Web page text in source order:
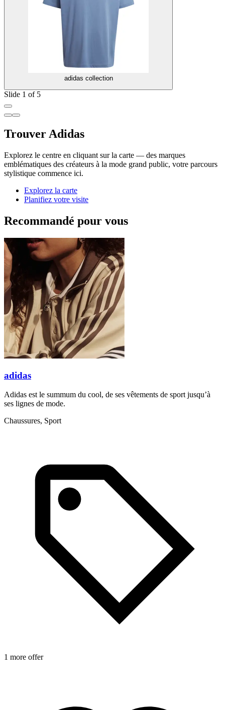
adidas collection
Slide 1 of 5
Trouver Adidas
Explorez le centre en cliquant sur la carte — des marques
emblématiques des créateurs à la mode grand public, votre parcours
stylistique commence ici.
Explorez la carte
Planifiez votre visite
Recommandé pour vous
adidas
Adidas est le summum du cool, de ses vêtements de sport jusqu’à
ses lignes de mode.
Chaussures, Sport
1 more offer